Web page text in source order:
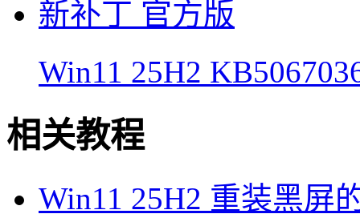
Win11 25H2
相关教程
Win11 25H2 重装黑屏